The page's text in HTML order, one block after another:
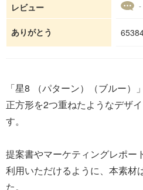
レビュー
-
ありがとう
「星8 （パターン）（ブルー
正方形を2つ重ねたようなデザ
す。
提案書やマーケティングレポー
利用いただけるように、本素材
た。